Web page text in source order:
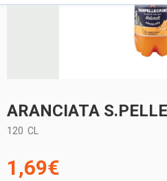
ARANCIATA
120 CL
1,69€